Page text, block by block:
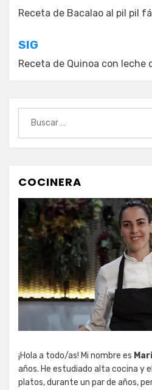
de
entradas
Receta de Bacalao al pil pil
SIG
Receta de Quinoa con leche
COCINERA
¡Hola a todo/as! Mi nombre es
años. He estudiado alta cocina y
platos, durante un par de años,